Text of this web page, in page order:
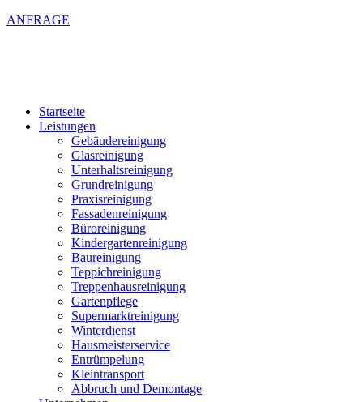
ANFRAGE
Startseite
Leistungen
Gebäudereinigung
Glasreinigung
Unterhaltsreinigung
Grundreinigung
Praxisreinigung
Fassadenreinigung
Büroreinigung
Kindergartenreinigung
Baureinigung
Teppichreinigung
Treppenhausreinigung
Gartenpflege
Supermarktreinigung
Winterdienst
Hausmeisterservice
Entrümpelung
Kleintransport
Abbruch und Demontage